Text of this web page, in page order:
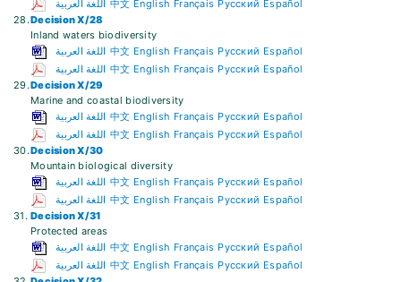
اللغة العربية 中文 English Français Русский Español
28.Decision X/28
Inland waters biodiversity
اللغة العربية 中文 English Français Русский Español
اللغة العربية 中文 English Français Русский Español
29.Decision X/29
Marine and coastal biodiversity
اللغة العربية 中文 English Français Русский Español
اللغة العربية 中文 English Français Русский Español
30.Decision X/30
Mountain biological diversity
اللغة العربية 中文 English Français Русский Español
اللغة العربية 中文 English Français Русский Español
31. Decision X/31
Protected areas
اللغة العربية 中文 English Français Русский Español
اللغة العربية 中文 English Français Русский Español